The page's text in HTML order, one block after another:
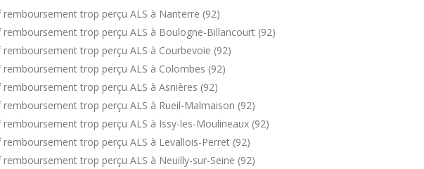
trop perçu ALS à Nanterre (92)
trop perçu ALS à Boulogne-Billancourt (92)
trop perçu ALS à Courbevoie (92)
trop perçu ALS à Colombes (92)
trop perçu ALS à Asnières (92)
trop perçu ALS à Rueil-Malmaison (92)
trop perçu ALS à Issy-les-Moulineaux (92)
trop perçu ALS à Levallois-Perret (92)
trop perçu ALS à Neuilly-sur-Seine (92)